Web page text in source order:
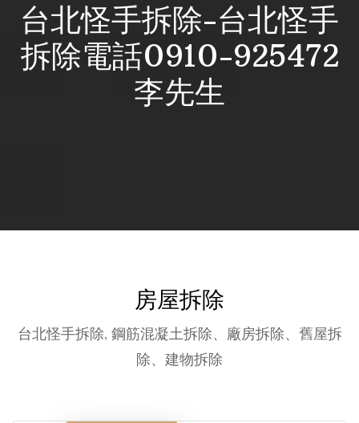
台北怪手拆除-台北怪手
拆除電話0910-925472
李先生
房屋拆除
台北怪手拆除, 鋼筋混凝土拆除、廠房拆除、舊屋拆
除、建物拆除